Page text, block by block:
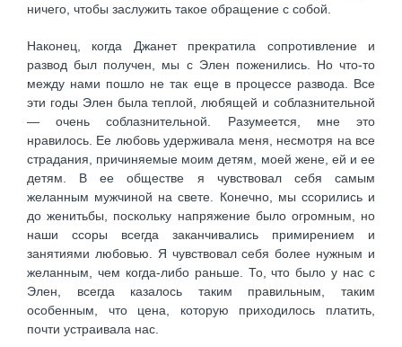
ничего, чтобы заслужить такое обращение с собой.
Наконец, когда Джанет прекратила сопротивление и
развод был получен, мы с Элен поженились. Но что-то
между нами пошло не так еще в процессе развода. Все
эти годы Элен была теплой, любящей и соблазнительной
— очень соблазнительной. Разумеется, мне это
нравилось. Ее любовь удерживала меня, несмотря на все
страдания, причиняемые моим детям, моей жене, ей и ее
детям. В ее обществе я чувствовал себя самым
желанным мужчиной на свете. Конечно, мы ссорились и
до женитьбы, поскольку напряжение было огромным, но
наши ссоры всегда заканчивались примирением и
занятиями любовью. Я чувствовал себя более нужным и
желанным, чем когда-либо раньше. То, что было у нас с
Элен, всегда казалось таким правильным, таким
особенным, что цена, которую приходилось платить,
почти устраивала нас.